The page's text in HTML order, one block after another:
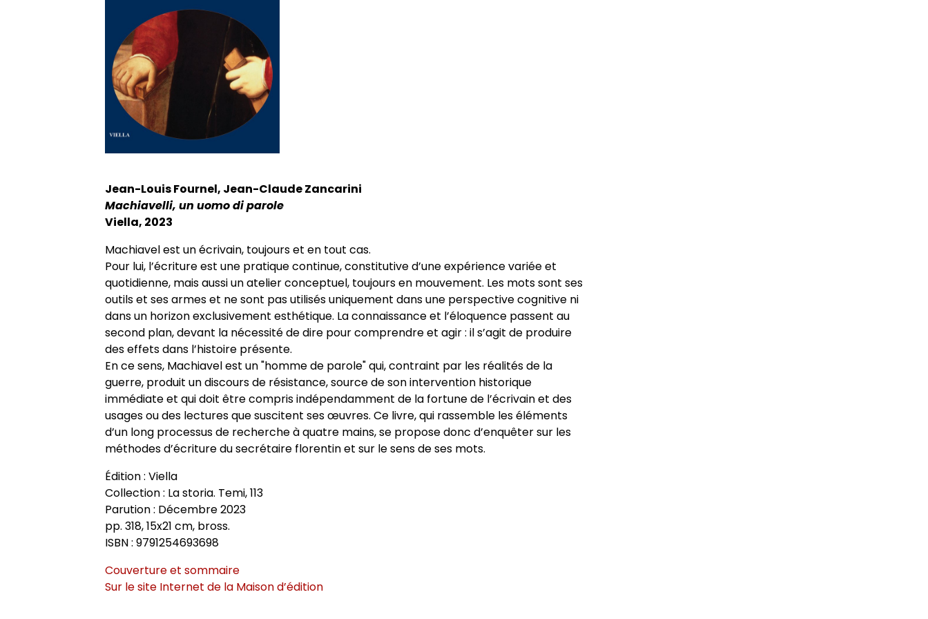
Axes de recherche 2013-2018
Projets et réseaux de recherche
Laboratoire junior
Fonctionnement
Jeunes docteurs et anciens diplômés
École doctorale
Masters adossés au LER
Bibliothèques universitaires
Colloques
Soutenances de doctorat
Soutenances HDR
RITA
Collection HAL
Le LER sur Vimeo
Jean-Louis Fournel, Jean-Claude Zancarini
Machiavelli, un uomo di parole
Viella, 2023
Machiavel est un écrivain, toujours et en tout cas.
Pour lui, l’écriture est une pratique continue, constitutive d’une expérience variée et
quotidienne, mais aussi un atelier conceptuel, toujours en mouvement. Les mots sont ses
outils et ses armes et ne sont pas utilisés uniquement dans une perspective cognitive ni
dans un horizon exclusivement esthétique. La connaissance et l’éloquence passent au
second plan, devant la nécessité de dire pour comprendre et agir : il s’agit de produire
des effets dans l’histoire présente.
En ce sens, Machiavel est un "homme de parole" qui, contraint par les réalités de la
guerre, produit un discours de résistance, source de son intervention historique
immédiate et qui doit être compris indépendamment de la fortune de l’écrivain et des
usages ou des lectures que suscitent ses œuvres. Ce livre, qui rassemble les éléments
d’un long processus de recherche à quatre mains, se propose donc d’enquêter sur les
méthodes d’écriture du secrétaire florentin et sur le sens de ses mots.
Édition : Viella
Collection : La storia. Temi, 113
Parution : Décembre 2023
pp. 318, 15x21 cm, bross.
ISBN : 9791254693698
Couverture et sommaire
Sur le site Internet de la Maison d’édition